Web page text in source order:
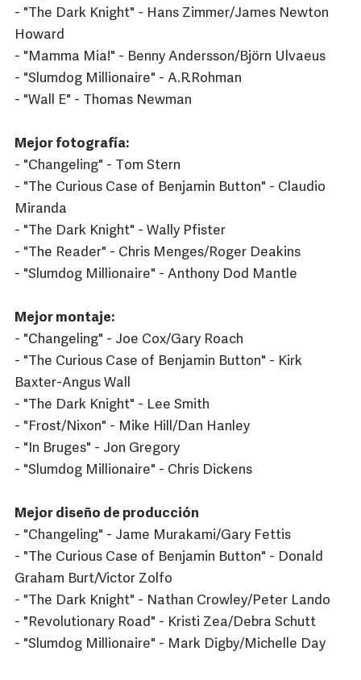
- "The Dark Knight" - Hans Zimmer/James Newton
Howard
- "Mamma Mia!" - Benny Andersson/Björn Ulvaeus
- "Slumdog Millionaire" - A.R.Rohman
- "Wall E" - Thomas Newman
Mejor fotografía:
- "Changeling" - Tom Stern
- "The Curious Case of Benjamin Button" - Claudio
Miranda
- "The Dark Knight" - Wally Pfister
- "The Reader" - Chris Menges/Roger Deakins
- "Slumdog Millionaire" - Anthony Dod Mantle
Mejor montaje:
- "Changeling" - Joe Cox/Gary Roach
- "The Curious Case of Benjamin Button" - Kirk
Baxter-Angus Wall
- "The Dark Knight" - Lee Smith
- "Frost/Nixon" - Mike Hill/Dan Hanley
- "In Bruges" - Jon Gregory
- "Slumdog Millionaire" - Chris Dickens
Mejor diseño de producción
- "Changeling" - Jame Murakami/Gary Fettis
- "The Curious Case of Benjamin Button" - Donald
Graham Burt/Victor Zolfo
- "The Dark Knight" - Nathan Crowley/Peter Lando
- "Revolutionary Road" - Kristi Zea/Debra Schutt
- "Slumdog Millionaire" - Mark Digby/Michelle Day